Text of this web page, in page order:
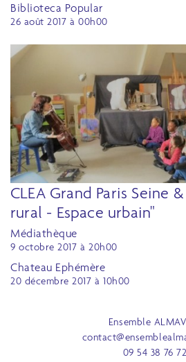
Biblioteca Popular
26 août 2017 à 00h00
CLEA Grand Paris Seine
rural - Espace urbain"
Médiathèque
9 octobre 2017 à 20h00
Chateau Ephémère
20 décembre 2017 à 10h00
Ensemble
09 54 38 76 72